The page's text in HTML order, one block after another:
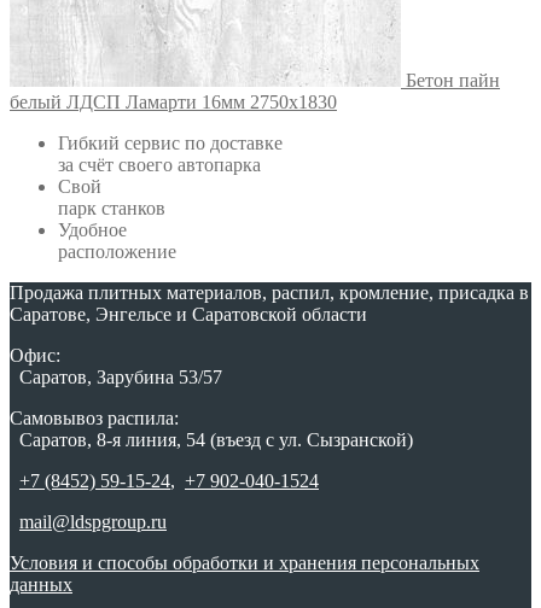
Бетон пайн
белый ЛДСП Ламарти 16мм 2750х1830
Гибкий сервис по доставке
за счёт своего автопарка
Свой
парк станков
Удобное
расположение
Продажа плитных материалов, распил, кромление, присадка в
Саратове, Энгельсе и Саратовской области
Офис:
Саратов, Зарубина 53/57
Самовывоз распила:
Саратов, 8-я линия, 54 (въезд с ул. Сызранской)
+7 (8452) 59-15-24, +7 902-040-1524
mail@ldspgroup.ru
Условия и способы обработки и хранения персональных
данных